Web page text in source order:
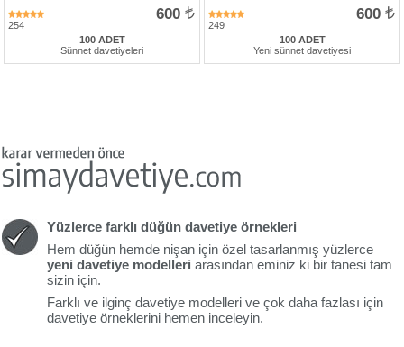
254
600
100 ADET
Sünnet davetiyeleri
249
600
100 ADET
Yeni sünnet davetiyesi
Yüzlerce farklı düğün davetiye örnekleri
Hem düğün hemde nişan için özel tasarlanmış yüzlerce
yeni davetiye modelleri arasından eminiz ki bir tanesi tam
sizin için.
Farklı ve ilginç davetiye modelleri ve çok daha fazlası için
davetiye örneklerini hemen inceleyin.